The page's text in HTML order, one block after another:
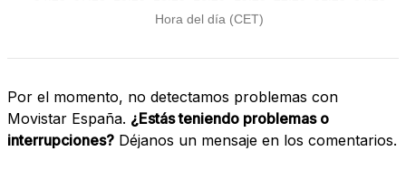
Por el momento, no detectamos problemas con
Movistar España. ¿Estás teniendo problemas o
interrupciones? Déjanos un mensaje en los comentarios.